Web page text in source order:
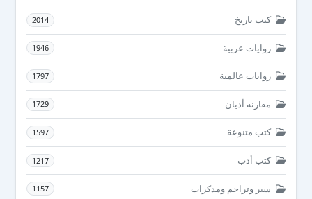
كتب تاريخ 2014
روايات عربية 1946
روايات عالمية 1797
مقارنة أديان 1729
كتب متنوعة 1597
كتب أدب 1217
سير وتراجم ومذكرات 1157